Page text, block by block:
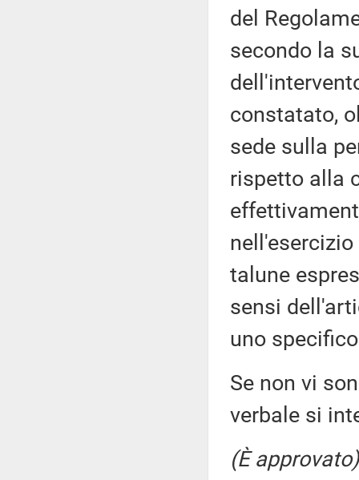
del
secondo la
constatato,
sede sulla
rispetto alla
talune
sensi
uno
Se non vi
verbale si
(È approvato)